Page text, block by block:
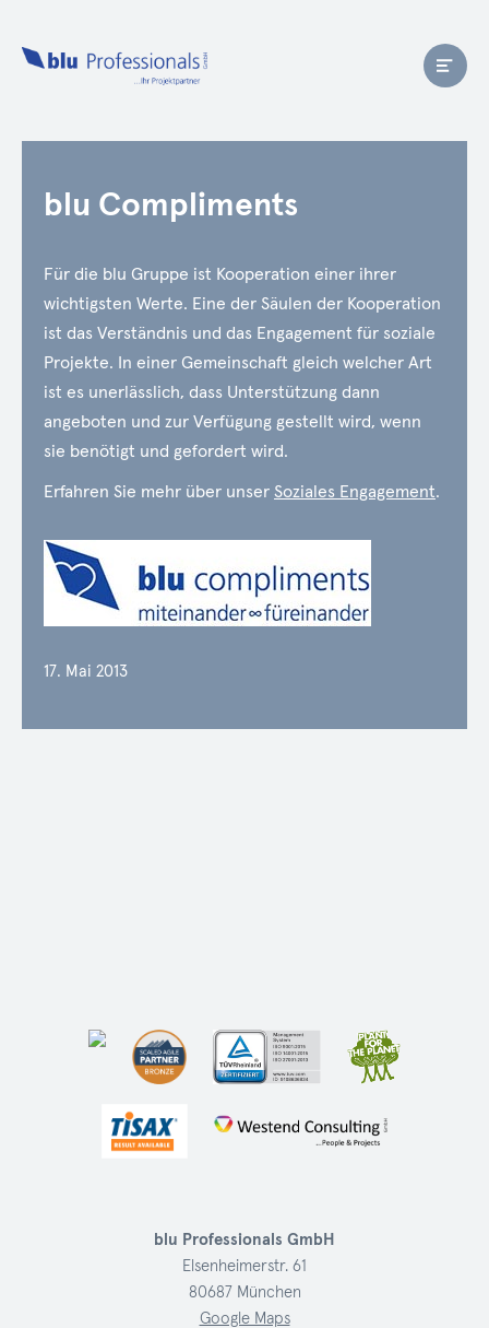
blu Compliments
Für die blu Gruppe ist Kooperation einer ihrer
wichtigsten Werte. Eine der Säulen der Kooperation
ist das Verständnis und das Engagement für soziale
Projekte. In einer Gemeinschaft gleich welcher Art
ist es unerlässlich, dass Unterstützung dann
angeboten und zur Verfügung gestellt wird, wenn
sie benötigt und gefordert wird.
Erfahren Sie mehr über unser Soziales Engagement.
17. Mai 2013
blu Professionals GmbH
Elsenheimerstr. 61
80687 München
Google Maps